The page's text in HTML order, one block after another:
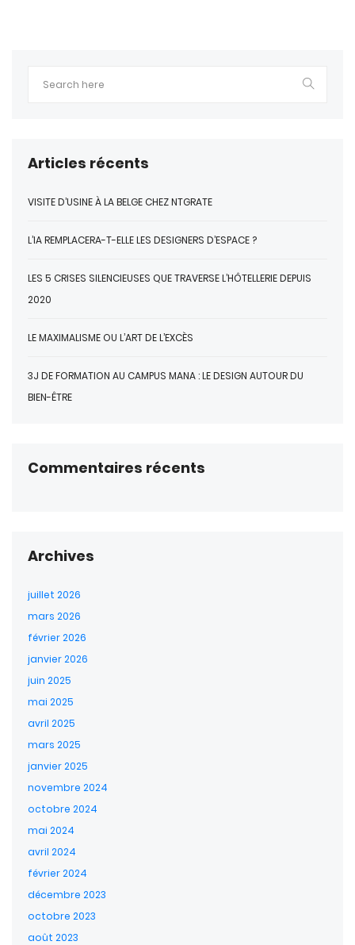
Articles récents
VISITE D’USINE À LA BELGE CHEZ NTGRATE
L’IA REMPLACERA-T-ELLE LES DESIGNERS D’ESPACE ?
LES 5 CRISES SILENCIEUSES QUE TRAVERSE L’HÔTELLERIE DEPUIS
2020
LE MAXIMALISME OU L’ART DE L’EXCÈS
3J DE FORMATION AU CAMPUS MANA : LE DESIGN AUTOUR DU
BIEN-ÊTRE
Commentaires récents
Archives
juillet 2026
mars 2026
février 2026
janvier 2026
juin 2025
mai 2025
avril 2025
mars 2025
janvier 2025
novembre 2024
octobre 2024
mai 2024
avril 2024
février 2024
décembre 2023
octobre 2023
août 2023